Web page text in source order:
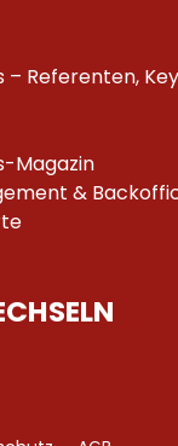
– Referenten,
Magazin
&